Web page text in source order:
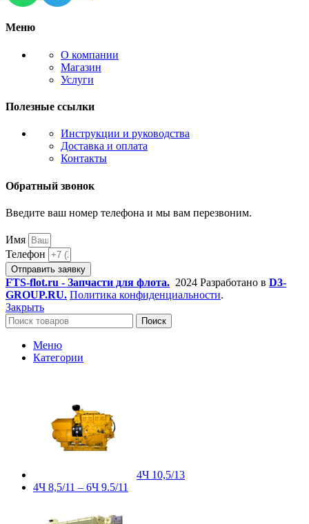
Меню
О компании
Магазин
Услуги
Полезные ссылки
Инструкции и руководства
Доставка и оплата
Контакты
Обратный звонок
Введите ваш номер телефона и мы вам перезвоним.
Имя
Телефон
Отправить заявку
FTS-flot.ru - Запчасти для флота. 2024 Разработано в D3-
GROUP.RU. Политика конфиденциальности.
Закрыть
Поиск
Меню
Категории
4Ч 10,5/13
4Ч 8,5/11 – 6Ч 9.5/11